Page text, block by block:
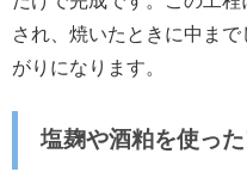
され、焼いたときに中ま
がりになります。
塩麹や酒粕を使っ